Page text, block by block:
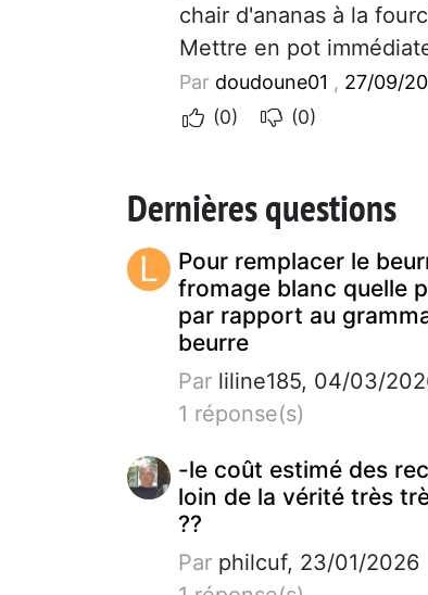
chair d'ananas à la
Mettre en pot
Par doudoune01 , 27/09/
(0)
(0)
Dernières questions
L
Pour remplacer le
fromage blanc quelle
par rapport au
beurre
Par liline185, 04/03/
1 réponse(s)
-le coût estimé des
loin de la vérité très
??
Par philcuf, 23/01/2026